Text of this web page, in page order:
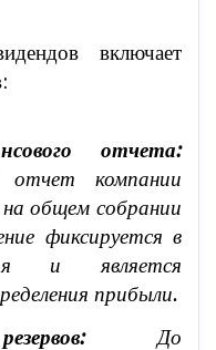
включает
отчета:
отчет компании
общем собрании
фиксируется в
и является
прибыли.
До